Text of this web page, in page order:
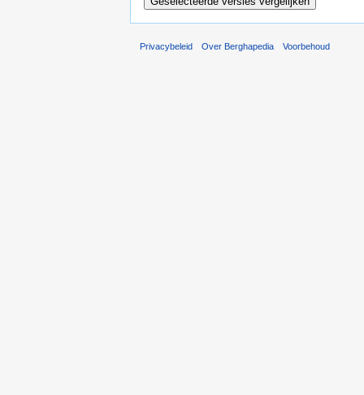
Privacybeleid Over Berghapedia Voorbehoud